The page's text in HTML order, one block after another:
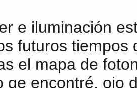
e iluminación
futuros tiempos
el mapa de
qe encontré, ojo